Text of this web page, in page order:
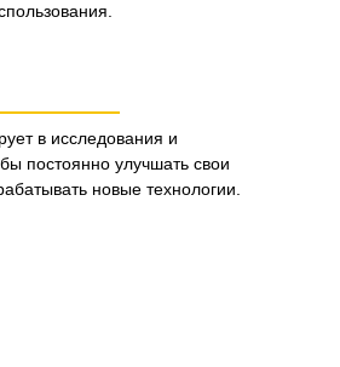
в исследования и
постоянно улучшать свои
новые технологии.